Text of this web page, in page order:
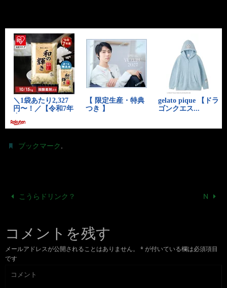
ブックマーク.
こうらドリンク？ N
コメントを残す
メールアドレスが公開されることはありません。 * が付いている欄は必須項目
です